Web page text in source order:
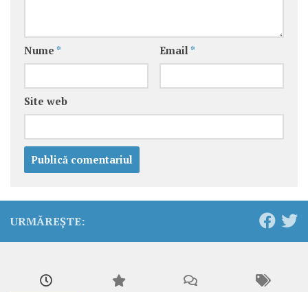
Nume * Email *
Site web
URMĂREȘTE: